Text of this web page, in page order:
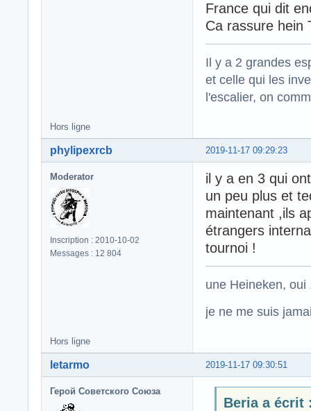
France qui dit
Ca rassure hein
Il y a 2 grandes
et celle qui les
l'escalier, on
Hors ligne
2019-11-17 09:29:23
phylipexrcb
Moderator
Inscription : 2010-10-02
Messages : 12 804
il y a en 3 qui
un peu plus et
maintenant ,ils
étrangers
tournoi !
une Heineken,
je ne me suis
Hors ligne
2019-11-17 09:30:51
letarmo
Герой Советского Союза
Beria a écrit